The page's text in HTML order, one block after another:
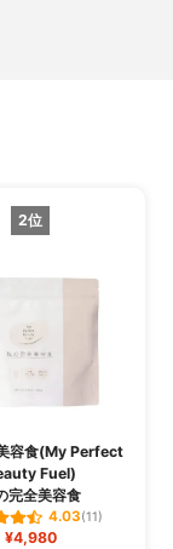
2位
容食(My Perfect
Fuel)
完全美容食
4.03(11)
¥4,980